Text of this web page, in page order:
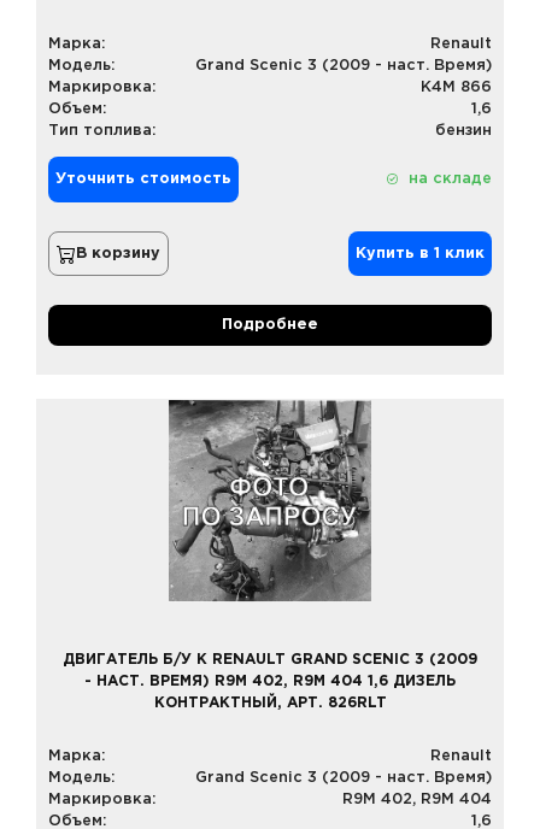
Марка:
Renault
Модель:
Grand Scenic 3 (2009 - наст. Время)
Маркировка:
K4M 866
Объем:
1,6
Тип топлива:
бензин
Уточнить стоимость на складе
В корзину Купить в 1 клик
Подробнее
ДВИГАТЕЛЬ Б/У К RENAULT GRAND SCENIC 3 (2009
- НАСТ. ВРЕМЯ) R9M 402, R9M 404 1,6 ДИЗЕЛЬ
КОНТРАКТНЫЙ, АРТ. 826RLT
Марка:
Renault
Модель:
Grand Scenic 3 (2009 - наст. Время)
Маркировка:
R9M 402, R9M 404
Объем:
1,6